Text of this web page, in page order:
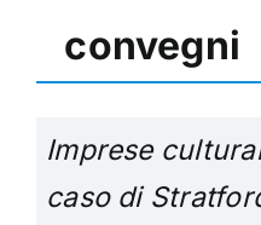
convegni
Imprese
caso di